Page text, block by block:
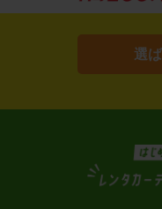
選